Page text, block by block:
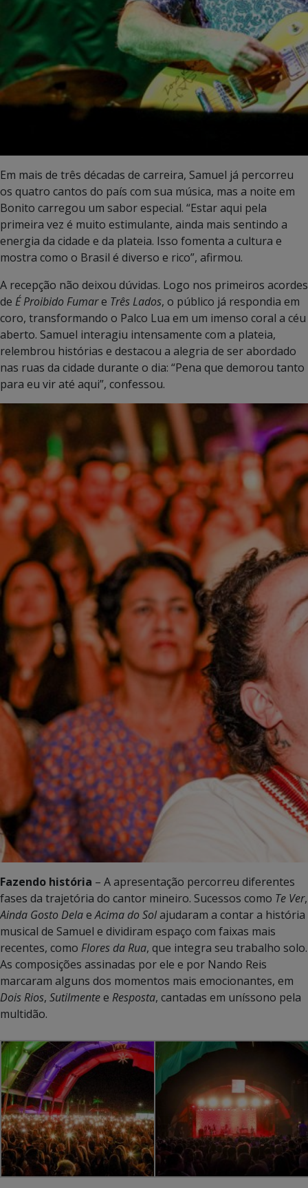
Em mais de três décadas de carreira, Samuel já percorreu
os quatro cantos do país com sua música, mas a noite em
Bonito carregou um sabor especial. “Estar aqui pela
primeira vez é muito estimulante, ainda mais sentindo a
energia da cidade e da plateia. Isso fomenta a cultura e
mostra como o Brasil é diverso e rico”, afirmou.
A recepção não deixou dúvidas. Logo nos primeiros acordes
de É Proibido Fumare Três Lados, o público já respondia em
coro, transformando o Palco Lua em um imenso coral a céu
aberto. Samuel interagiu intensamente com a plateia,
relembrou histórias e destacou a alegria de ser abordado
nas ruas da cidade durante o dia: “Pena que demorou tanto
para eu vir até aqui”, confessou.
Fazendo história – A apresentação percorreu diferentes
fases da trajetória do cantor mineiro. Sucessos como Te Ver,
Ainda Gosto DelaeAcima do Solajudaram a contar a história
musical de Samuel e dividiram espaço com faixas mais
recentes, como Flores da Rua, que integra seu trabalho solo.
As composições assinadas por ele e por Nando Reis
marcaram alguns dos momentos mais emocionantes, em
Dois Rios, Sutilmentee Resposta, cantadas em uníssono pela
multidão.